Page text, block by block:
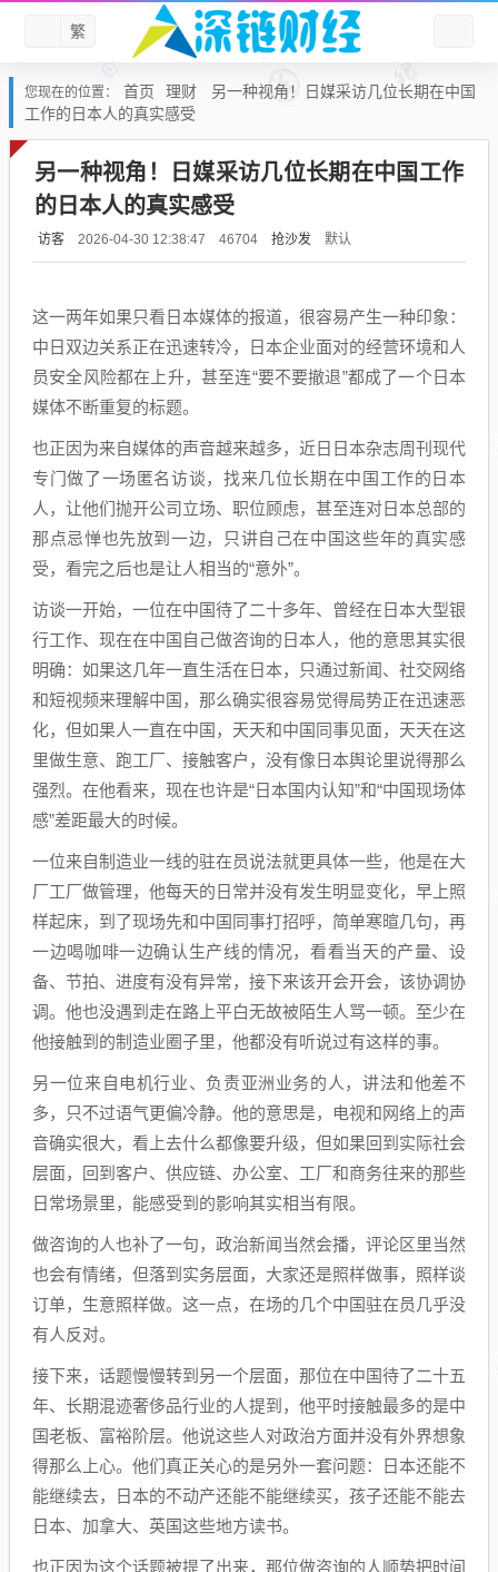
繁
您现在的位置： 首页 理财
另一种视角！日媒采访几位长期在中国
工作的日本人的真实感受
另一种视角！日媒采访几位长期在中国工作
的日本人的真实感受
访客 2026-04-30 12:38:47 46704 抢沙发 默认
这一两年如果只看日本媒体的报道，很容易产生一种印象：
中日双边关系正在迅速转冷，日本企业面对的经营环境和人
员安全风险都在上升，甚至连“要不要撤退”都成了一个日本
媒体不断重复的标题。
也正因为来自媒体的声音越来越多，近日日本杂志周刊现代
专门做了一场匿名访谈，找来几位长期在中国工作的日本
人，让他们抛开公司立场、职位顾虑，甚至连对日本总部的
那点忌惮也先放到一边，只讲自己在中国这些年的真实感
受，看完之后也是让人相当的“意外”。
访谈一开始，一位在中国待了二十多年、曾经在日本大型银
行工作、现在在中国自己做咨询的日本人，他的意思其实很
明确：如果这几年一直生活在日本，只通过新闻、社交网络
和短视频来理解中国，那么确实很容易觉得局势正在迅速恶
化，但如果人一直在中国，天天和中国同事见面，天天在这
里做生意、跑工厂、接触客户，没有像日本舆论里说得那么
强烈。在他看来，现在也许是“日本国内认知”和“中国现场体
感”差距最大的时候。
一位来自制造业一线的驻在员说法就更具体一些，他是在大
厂工厂做管理，他每天的日常并没有发生明显变化，早上照
样起床，到了现场先和中国同事打招呼，简单寒暄几句，再
一边喝咖啡一边确认生产线的情况，看看当天的产量、设
备、节拍、进度有没有异常，接下来该开会开会，该协调协
调。他也没遇到走在路上平白无故被陌生人骂一顿。至少在
他接触到的制造业圈子里，他都没有听说过有这样的事。
另一位来自电机行业、负责亚洲业务的人，讲法和他差不
多，只不过语气更偏冷静。他的意思是，电视和网络上的声
音确实很大，看上去什么都像要升级，但如果回到实际社会
层面，回到客户、供应链、办公室、工厂和商务往来的那些
日常场景里，能感受到的影响其实相当有限。
做咨询的人也补了一句，政治新闻当然会播，评论区里当然
也会有情绪，但落到实务层面，大家还是照样做事，照样谈
订单，生意照样做。这一点，在场的几个中国驻在员几乎没
有人反对。
接下来，话题慢慢转到另一个层面，那位在中国待了二十五
年、长期混迹奢侈品行业的人提到，他平时接触最多的是中
国老板、富裕阶层。他说这些人对政治方面并没有外界想象
得那么上心。他们真正关心的是另外一套问题：日本还能不
能继续去，日本的不动产还能不能继续买，孩子还能不能去
日本、加拿大、英国这些地方读书。
也正因为这个话题被提了出来，那位做咨询的人顺势把时间